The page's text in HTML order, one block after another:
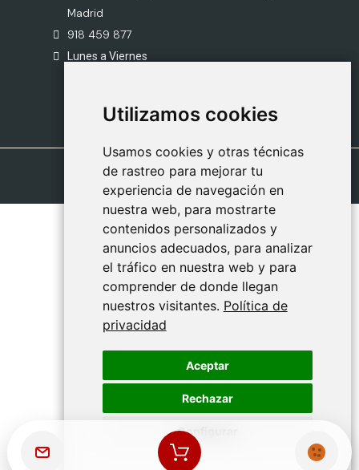
Utilizamos cookies
Usamos cookies y otras técnicas
de rastreo para mejorar tu
experiencia de navegación en
nuestra web, para mostrarte
contenidos personalizados y
anuncios adecuados, para analizar
el tráfico en nuestra web y para
comprender de donde llegan
nuestros visitantes. Política de
privacidad
Aceptar
Rechazar
Configurar
Utilizamos cookies
Usamos cookies y otras técnicas
de rastreo para mejorar tu
experiencia de navegación en
nuestra web, para mostrarte
contenidos personalizados y
anuncios adecuados, para analizar
el tráfico en nuestra web y para
comprender de donde llegan
nuestros visitantes. Política de
privacidad
Aceptar
Rechazar
Configurar
Madrid
918 459 877
Lunes a Viernes